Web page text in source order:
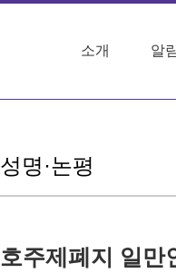
소개 알
성명·논평
호주제폐지 일만